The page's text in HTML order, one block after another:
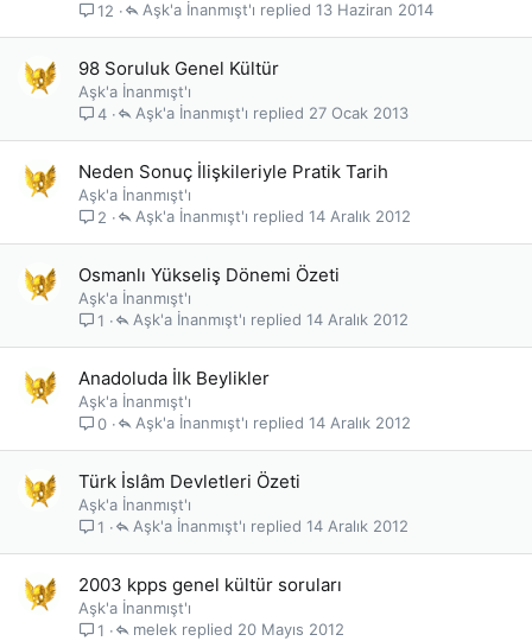
12
13 Haziran 2014
Aşk'a İnanmışt'ı
98 Soruluk Genel Kültür
Aşk'a İnanmışt'ı
4
27 Ocak 2013
Aşk'a İnanmışt'ı
Neden Sonuç İlişkileriyle Pratik Tarih
Aşk'a İnanmışt'ı
2
14 Aralık 2012
Aşk'a İnanmışt'ı
Osmanlı Yükseliş Dönemi Özeti
Aşk'a İnanmışt'ı
1
14 Aralık 2012
Aşk'a İnanmışt'ı
Anadoluda İlk Beylikler
Aşk'a İnanmışt'ı
0
14 Aralık 2012
Aşk'a İnanmışt'ı
Türk İslâm Devletleri Özeti
Aşk'a İnanmışt'ı
1
14 Aralık 2012
Aşk'a İnanmışt'ı
2003 kpps genel kültür soruları
Aşk'a İnanmışt'ı
1
20 Mayıs 2012
melek